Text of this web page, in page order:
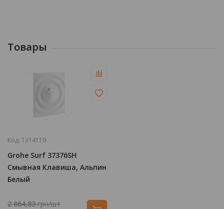
Товары
Код: 1314119
Grohe Surf 37376SH
Смывная Клавиша, Альпин
Белый
2 864,83грн/шт